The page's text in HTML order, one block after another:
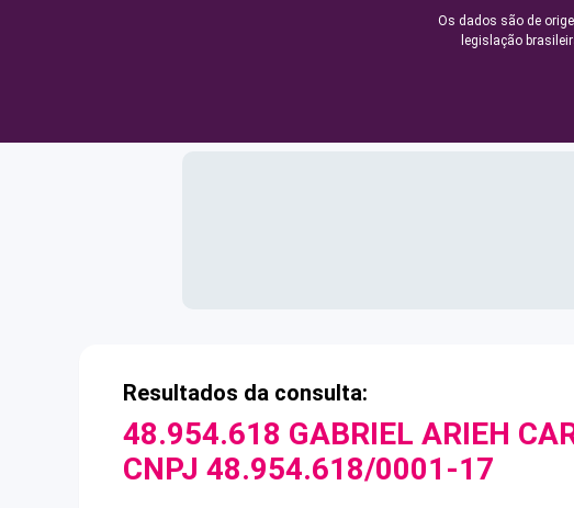
Os dados são de
legislação
Resultados da consulta:
48.954.618 GABRIEL ARIEH
CNPJ 48.954.618/0001-17